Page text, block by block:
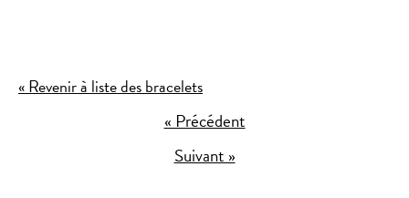
« Revenir à liste des bracelets
« Précédent
Suivant »